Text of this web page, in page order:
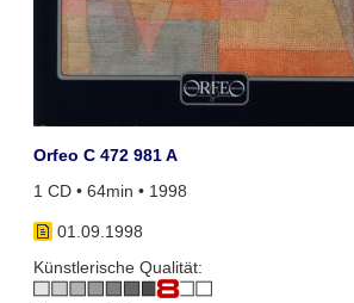
Orfeo C 472 981 A
1 CD • 64min • 1998
01.09.1998
Künstlerische Qualität: